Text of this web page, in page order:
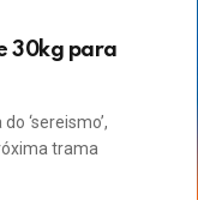
30kg para
‘sereismo’,
trama